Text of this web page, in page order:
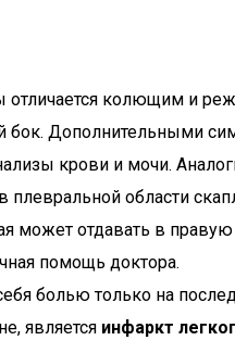
колющим и
Дополнительными
крови и мочи.
плевральной области
может отдавать в
помощь доктора.
болью только на
является инфаркт